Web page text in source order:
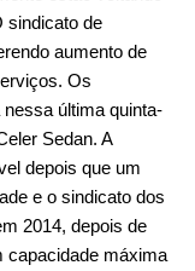
sindicato de
aumento de
Os
última quinta-
Sedan. A
depois que um
e o sindicato dos
2014, depois de
capacidade máxima